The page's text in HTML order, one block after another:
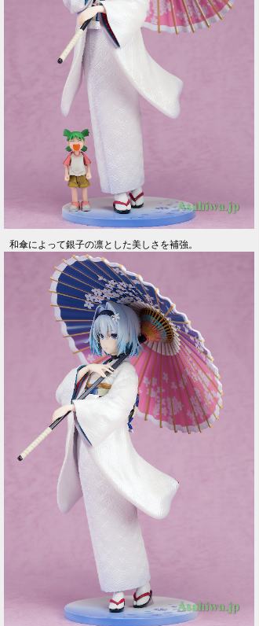
和傘によって銀子の凛とした美しさを補強。